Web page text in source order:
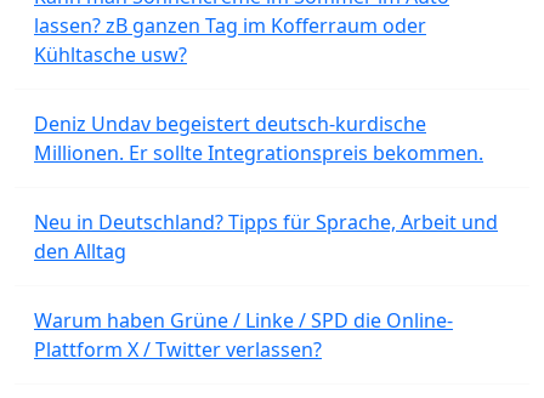
lassen? zB ganzen Tag im Kofferraum oder
Kühltasche usw?
Deniz Undav begeistert deutsch-kurdische
Millionen. Er sollte Integrationspreis bekommen.
Neu in Deutschland? Tipps für Sprache, Arbeit und
den Alltag
Warum haben Grüne / Linke / SPD die Online-
Plattform X / Twitter verlassen?